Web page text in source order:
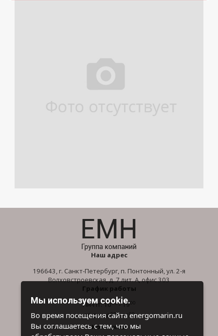
Наш адрес
196643, г. Санкт-Петербург, п. Понтонный, ул. 2-я
Волховстроевская, д. 7 лит. А, офис 303
График работы
Пн-Пт: 1000- 1900
Сб-Вс: 1000- 1600
Контакты
Мы используем cookie.
Во время посещения сайта energomarin.ru
Вы соглашаетесь с тем, что мы